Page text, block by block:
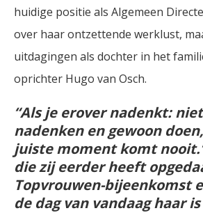
huidige positie als Algemeen
over haar ontzettende werklust,
uitdagingen als dochter in het
oprichter Hugo van Osch.
“Als je erover nadenkt:
nadenken en gewoon
juiste moment komt
die zij eerder heeft
Topvrouwen-bijeenkomst
de dag van vandaag haar